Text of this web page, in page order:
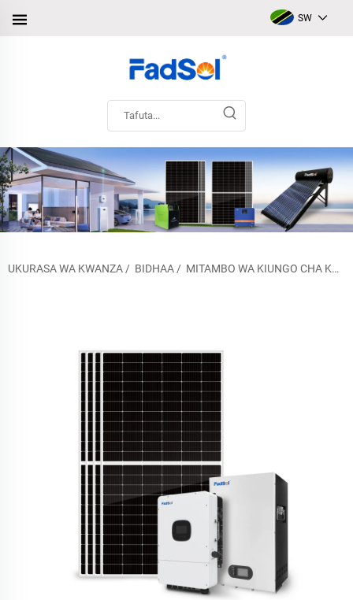
SW
UKURASA WA KWANZA / BIDHAA / MITAMBO WA KIUNGO CHA KUPAKIA TAA